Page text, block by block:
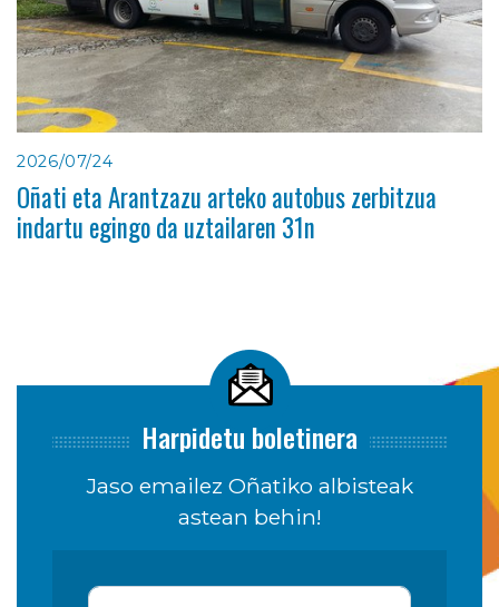
2026/07/24
Oñati eta Arantzazu arteko autobus zerbitzua
indartu egingo da uztailaren 31n
Harpidetu boletinera
Jaso emailez Oñatiko albisteak
astean behin!